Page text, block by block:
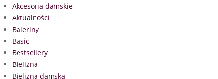
Akcesoria damskie
Aktualności
Baleriny
Basic
Bestsellery
Bielizna
Bielizna damska